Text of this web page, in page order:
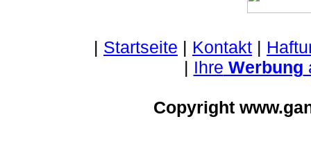
| Startseite | Kontakt |
| Ihre Werbung
Copyright